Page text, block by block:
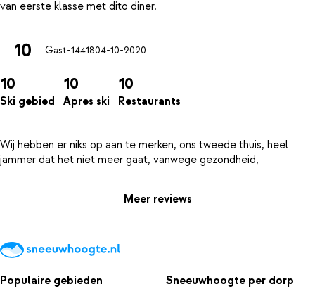
10 Gast-1441804-10-2020
10
Ski gebied
10
Apres ski
10
Restaurants
Wij hebben er niks op aan te merken, ons tweede thuis, heel
Meer reviews
Populaire gebieden Sneeuwhoogte per dorp